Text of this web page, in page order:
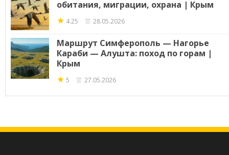
обитания, миграции, охрана | Крым
★ 4.25 28.05.2026
Маршрут Симферополь — Нагорье
Караби — Алушта: поход по горам |
Крым
★ 5 27.05.2026